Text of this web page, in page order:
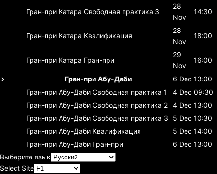
Гран-при Катара Свободная практика 3
28
Nov
14:30
Гран-при Катара Квалификация
28
Nov
18:00
Гран-при Катара Гран-при
29
Nov
16:00
Гран-при Абу-Даби 6 Dec 13:00
Гран-при Абу-Даби Свободная практика 1 4 Dec 09:30
Гран-при Абу-Даби Свободная практика 2 4 Dec 13:00
Гран-при Абу-Даби Свободная практика 3 5 Dec 10:30
Гран-при Абу-Даби Квалификация 5 Dec 14:00
Гран-при Абу-Даби Гран-при 6 Dec 13:00
Выберите язык
Select Site